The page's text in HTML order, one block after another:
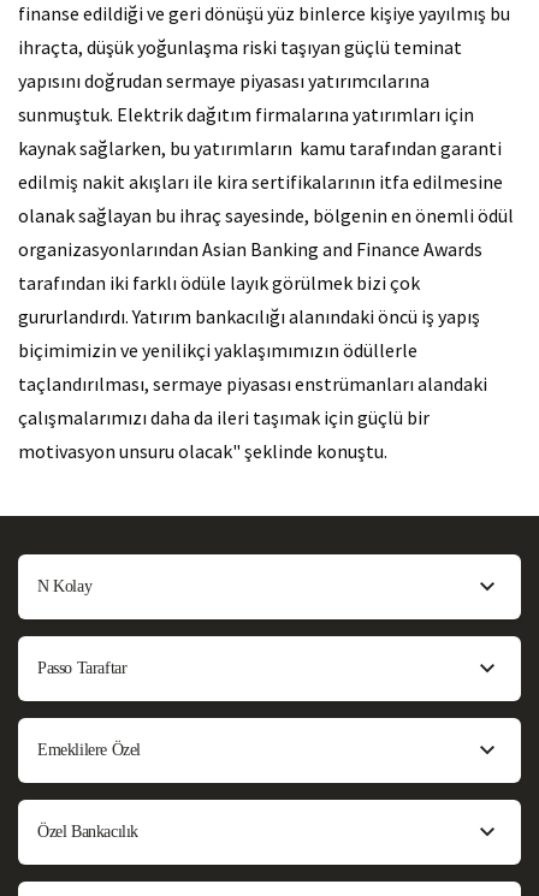
finanse edildiği ve geri dönüşü yüz binlerce kişiye yayılmış bu
ihraçta, düşük yoğunlaşma riski taşıyan güçlü teminat
yapısını doğrudan sermaye piyasası yatırımcılarına
sunmuştuk. Elektrik dağıtım firmalarına yatırımları için
kaynak sağlarken, bu yatırımların kamu tarafından garanti
edilmiş nakit akışları ile kira sertifikalarının itfa edilmesine
olanak sağlayan bu ihraç sayesinde, bölgenin en önemli ödül
organizasyonlarından Asian Banking and Finance Awards
tarafından iki farklı ödüle layık görülmek bizi çok
gururlandırdı. Yatırım bankacılığı alanındaki öncü iş yapış
biçimimizin ve yenilikçi yaklaşımımızın ödüllerle
taçlandırılması, sermaye piyasası enstrümanları alandaki
çalışmalarımızı daha da ileri taşımak için güçlü bir
motivasyon unsuru olacak" şeklinde konuştu.
N Kolay
Passo Taraftar
Emeklilere Özel
Özel Bankacılık